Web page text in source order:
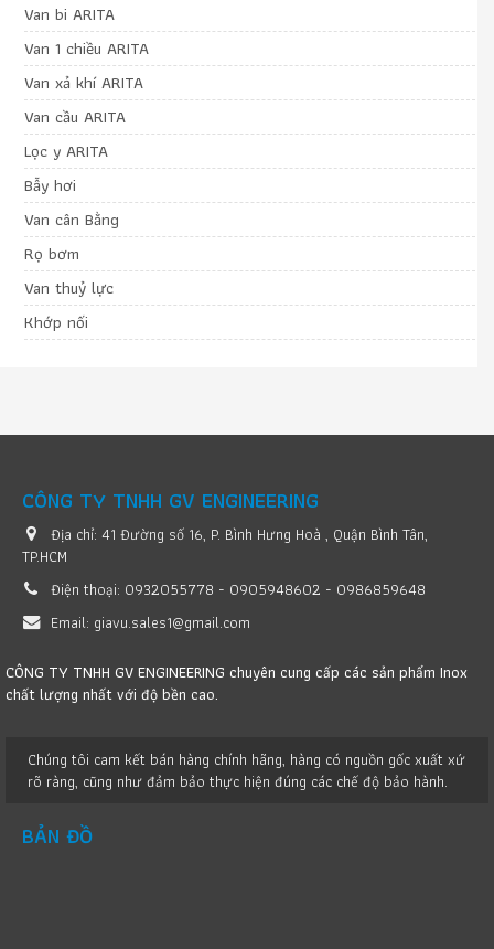
Van bi ARITA
Van 1 chiều ARITA
Van xả khí ARITA
Van cầu ARITA
Lọc y ARITA
Bẫy hơi
Van cân Bằng
Rọ bơm
Van thuỷ lực
Khớp nối
CÔNG TY TNHH GV ENGINEERING
Địa chỉ: 41 Đường số 16, P. Bình Hưng Hoà , Quận Bình Tân,
TP.HCM
Điện thoại: 0932055778 - 0905948602 - 0986859648
Email: giavu.sales1@gmail.com
CÔNG TY TNHH GV ENGINEERING chuyên cung cấp các sản phẩm Inox
chất lượng nhất với độ bền cao.
Chúng tôi cam kết bán hàng chính hãng, hàng có nguồn gốc xuất xứ
rõ ràng, cũng như đảm bảo thực hiện đúng các chế độ bảo hành.
BẢN ĐỒ